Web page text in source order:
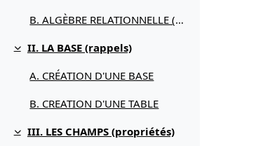
B. ALGÈBRE RELATIONNELLE (débuter avec)
Replier
II. LA BASE (rappels)
A. CRÉATION D'UNE BASE
B. CREATION D'UNE TABLE
Replier
III. LES CHAMPS (propriétés)